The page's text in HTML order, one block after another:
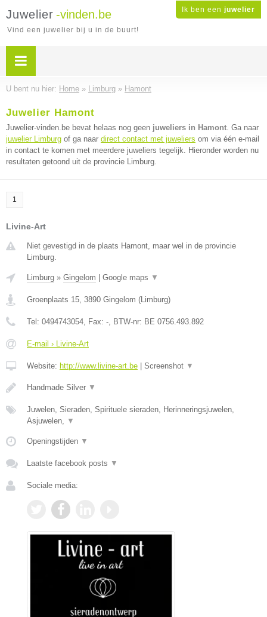
Ik ben een juwelier
Juwelier -vinden.be
Vind een juwelier bij u in de buurt!
U bent nu hier: Home » Limburg » Hamont
Juwelier Hamont
Juwelier-vinden.be bevat helaas nog geen juweliers in Hamont. Ga naar
juwelier Limburg of ga naar direct contact met juweliers om via één e-mail
in contact te komen met meerdere juweliers tegelijk. Hieronder worden nu
resultaten getoond uit de provincie Limburg.
1
Livine-Art
Niet gevestigd in de plaats Hamont, maar wel in de provincie
Limburg.
Limburg » Gingelom Google maps ▼
Groenplaats 15, 3890 Gingelom (Limburg)
Tel: 0494743054, Fax: -, BTW-nr: BE 0756.493.892
E-mail › Livine-Art
Website: http://www.livine-art.be Screenshot ▼
Handmade Silver ▼
Juwelen, Sieraden, Spirituele sieraden, Herinneringsjuwelen,
Asjuwelen, ▼
Openingstijden ▼
Laatste facebook posts ▼
Sociale media: